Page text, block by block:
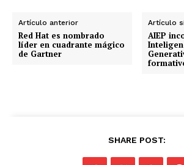
Artículo anterior
Red Hat es nombrado
líder en cuadrante mágico
de Gartner
Artículo
AIEP
SHARE POST: